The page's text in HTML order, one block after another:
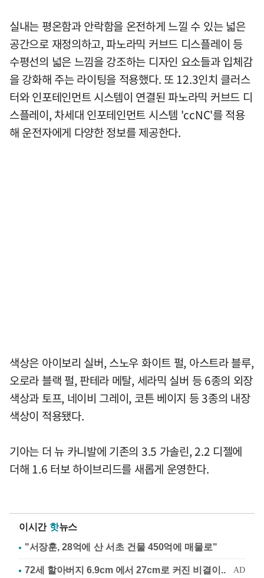
실내는 평온함과 안락함을 온전하게 느낄 수 있는 넓은
공간으로 재정의하고, 파노라믹 커브드 디스플레이 등
수평선의 넓은 느낌을 강조하는 디자인 요소들과 입체감
을 강화해 주는 라이팅을 적용했다. 또 12.3인치 클러스
터와 인포테인먼트 시스템이 연결된 파노라믹 커브드 디
스플레이, 차세대 인포테인먼트 시스템 'ccNC'를 적용
해 운전자에게 다양한 정보를 제공한다.
색상은 아이보리 실버, 스노우 화이트 펄, 아스트라 블루,
오로라 블랙 펄, 판테라 메탈, 세라믹 실버 등 6종의 외장
색상과 토프, 네이비 그레이, 코튼 베이지 등 3종의 내장
색상이 적용됐다.
기아는 더 뉴 카니발에 기존의 3.5 가솔린, 2.2 디젤에
더해 1.6 터보 하이브리드를 새롭게 운영한다.
이시간 핫뉴스
"서장훈, 28억에 산 서초 건물 450억에 매물로"